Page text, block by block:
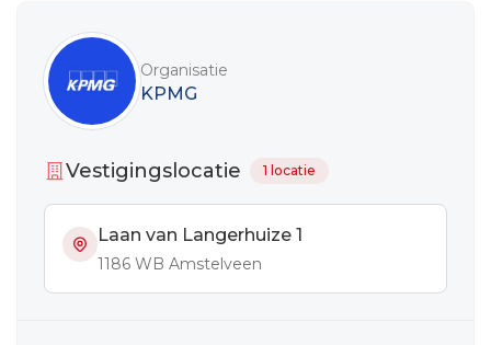
Organisatie
KPMG
Vestigingslocatie 1 locatie
Laan van Langerhuize 1
1186 WB Amstelveen